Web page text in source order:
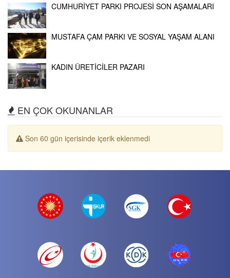
CUMHURİYET PARKI PROJESİ SON AŞAMALARI
MUSTAFA ÇAM PARKI VE SOSYAL YAŞAM ALANI
KADIN ÜRETİCİLER PAZARI
EN ÇOK OKUNANLAR
Son 60 gün içerisinde içerik eklenmedi